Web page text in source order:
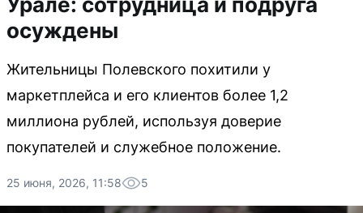
осуждены
Жительницы Полевского похитили у
маркетплейса и его клиентов более 1,2
миллиона рублей, используя доверие
покупателей и служебное положение.
25 июня, 2026, 11:58 5